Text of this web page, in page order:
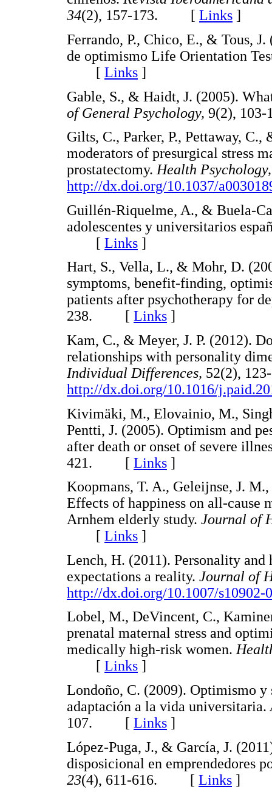
34(2), 157-173. [ Links ]
Ferrando, P., Chico, E., & Tous,
de optimismo Life Orientation
[ Links ]
Gable, S., & Haidt, J. (2005).
of General Psychology, 9(2),
Gilts, C., Parker, P., Pettaway,
moderators of presurgical stress
prostatectomy. Health
http://dx.doi.org/10.1037/
Guillén-Riquelme, A., & Buela-
adolescentes y universitarios
[ Links ]
Hart, S., Vella, L., & Mohr, D.
symptoms, benefit-finding,
patients after psychotherapy for
238. [ Links ]
Kam, C., & Meyer, J. P. (2012).
relationships with personality
Individual Differences, 52(2),
http://dx.doi.org/10.1016/
Kivimäki, M., Elovainio, M.,
Pentti, J. (2005). Optimism and
after death or onset of severe
421. [ Links ]
Koopmans, T. A., Geleijnse, J.
Effects of happiness on all-
Arnhem elderly study. Journal of
[ Links ]
Lench, H. (2011). Personality
expectations a reality. Journal of
http://dx.doi.org/10.1007/s10902-
Lobel, M., DeVincent, C.,
prenatal maternal stress and
medically high-risk women.
[ Links ]
Londoño, C. (2009). Optimismo
adaptación a la vida universitaria.
107. [ Links ]
López-Puga, J., & García, J.
disposicional en emprendedores
23(4), 611-616. [ Links ]